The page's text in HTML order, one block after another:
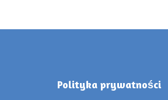
Polityka prywatności